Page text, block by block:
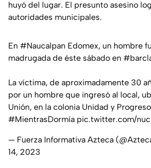
huyó del lugar. El presunto asesino
autoridades municipales.
En #Naucalpan Edomex, un hombre
madrugada de éste sábado en
La víctima, de aproximadamente 30
por un hombre que ingresó al local,
Unión, en la colonia Unidad y
#MientrasDormía pic.twitter.com/
— Fuerza Informativa Azteca
14, 2023